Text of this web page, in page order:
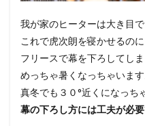
我が家のヒーターは大き目で
これで虎次朗を寝かせるのに
フリースで幕を下ろしてしま
めっちゃ暑くなっちゃいます
真冬でも３０°近くになっち
幕の下ろし方には工夫が必